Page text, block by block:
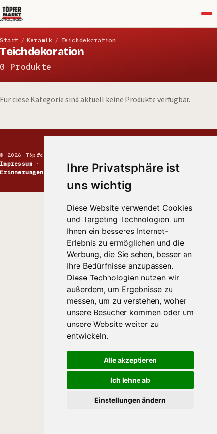
Ihre Privatsphäre ist
uns wichtig
Diese Website verwendet Cookies
und Targeting Technologien, um
Ihnen ein besseres Internet-
Erlebnis zu ermöglichen und die
Werbung, die Sie sehen, besser an
Ihre Bedürfnisse anzupassen.
Diese Technologien nutzen wir
außerdem, um Ergebnisse zu
messen, um zu verstehen, woher
unsere Besucher kommen oder um
unsere Website weiter zu
entwickeln.
Alle akzeptieren
Ich lehne ab
Einstellungen ändern
Start / Keramik / Teichdekoration
Teichdekoration
0 Produkte
Für diese Kategorie sind aktuell keine Produkte verfügbar.
© 2026 Töpfermarkt · Handgemachte Keramik
Impressum · Kontakt· Datenschutz · Markt melden
·
Erinnerungen